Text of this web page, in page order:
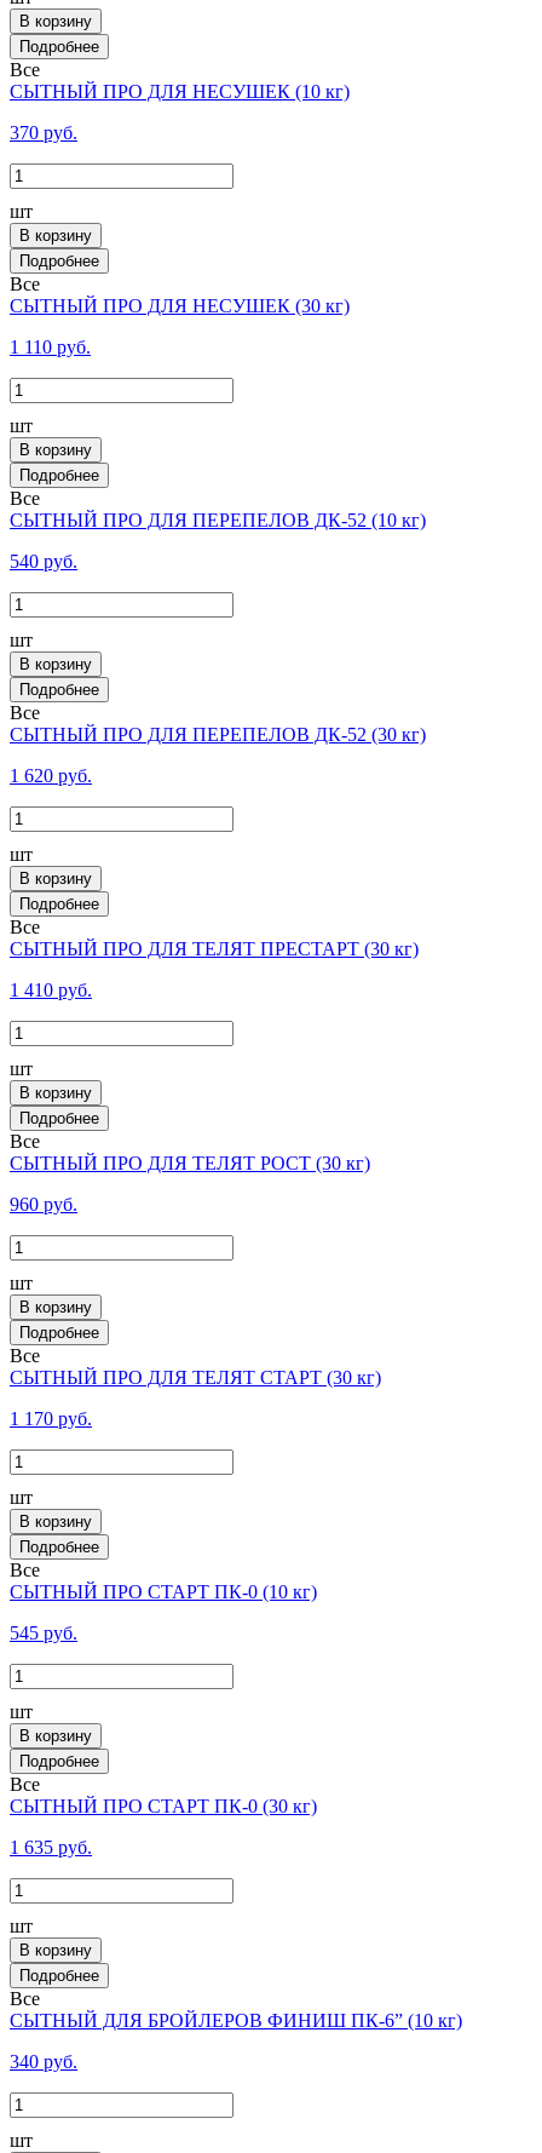
В корзину
Все
СЫТНЫЙ ПРО ДЛЯ НЕСУШЕК (10 кг)
370 руб.
шт
В корзину
Все
СЫТНЫЙ ПРО ДЛЯ НЕСУШЕК (30 кг)
1 110 руб.
шт
В корзину
Все
СЫТНЫЙ ПРО ДЛЯ ПЕРЕПЕЛОВ ДК-52 (10 кг)
540 руб.
шт
В корзину
Все
СЫТНЫЙ ПРО ДЛЯ ПЕРЕПЕЛОВ ДК-52 (30 кг)
1 620 руб.
шт
В корзину
Все
СЫТНЫЙ ПРО ДЛЯ ТЕЛЯТ ПРЕСТАРТ (30 кг)
1 410 руб.
шт
В корзину
Все
СЫТНЫЙ ПРО ДЛЯ ТЕЛЯТ РОСТ (30 кг)
960 руб.
шт
В корзину
Все
СЫТНЫЙ ПРО ДЛЯ ТЕЛЯТ СТАРТ (30 кг)
1 170 руб.
шт
В корзину
Все
СЫТНЫЙ ПРО СТАРТ ПК-0 (10 кг)
545 руб.
шт
В корзину
Все
СЫТНЫЙ ПРО СТАРТ ПК-0 (30 кг)
1 635 руб.
шт
В корзину
Все
СЫТНЫЙ ДЛЯ БРОЙЛЕРОВ ФИНИШ ПК-6” (10 кг)
340 руб.
шт